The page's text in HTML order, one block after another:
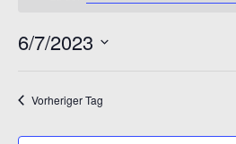
JUNI
2023
6/7/2023
Vorheriger Tag